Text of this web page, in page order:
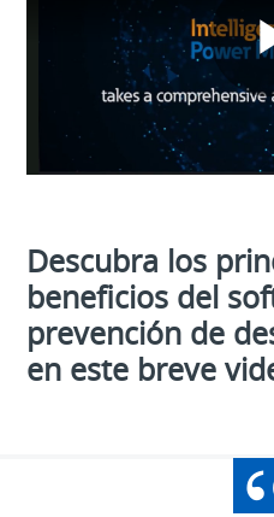
Descubra los
beneficios del
prevención de
en este breve